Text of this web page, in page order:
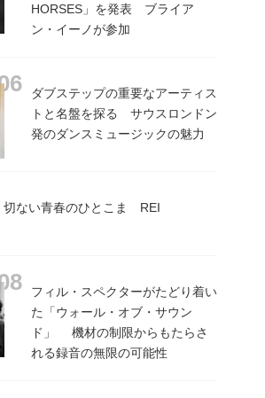
HORSES」を発表 ブライア
ン・イーノが参加
ダブステップの重要なアーティス
トと名盤を探る サウスロンドン
発のダンスミュージックの魅力
ない青春のひとこま REI
フィル・スペクターがたどり着い
た「ウォール・オブ・サウン
ド」 機材の制限からもたらさ
れる録音の無限の可能性